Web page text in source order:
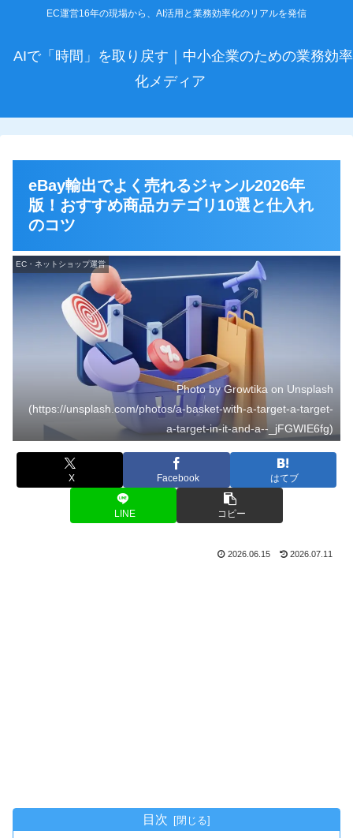
EC運営16年の現場から、AI活用と業務効率化のリアルを発信
AIで「時間」を取り戻す｜中小企業のための業務効率
化メディア
eBay輸出でよく売れるジャンル2026年
版！おすすめ商品カテゴリ10選と仕入れ
のコツ
EC・ネットショップ運営
Photo by Growtika on Unsplash
(https://unsplash.com/photos/a-basket-with-a-target-a-target-
a-target-in-it-and-a--_jFGWIE6fg)
X Facebook はてブ
LINE コピー
2026.06.15 2026.07.11
目次